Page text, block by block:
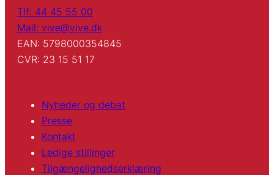
Tlf: 44 45 55 00
Mail: vive@vive.dk
EAN: 5798000354845
CVR: 23 15 51 17
Nyheder og debat
Presse
Kontakt
Ledige stillinger
Tilgængelighedserklæring